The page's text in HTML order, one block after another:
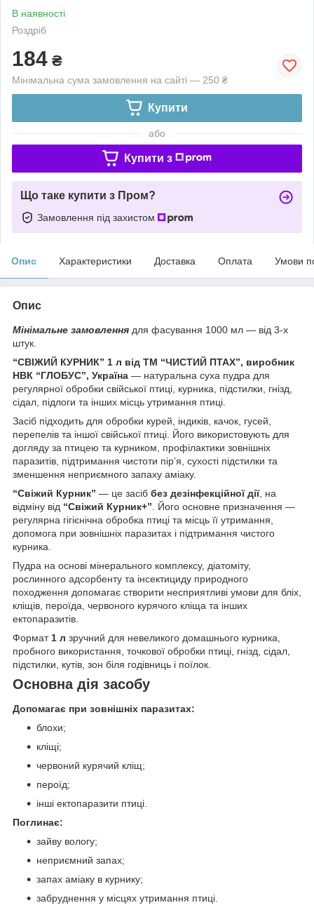
В наявності
Роздріб
184 ₴
Мінімальна сума замовлення на сайті — 250 ₴
Купити
або
Купити з
Що таке купити з Пром?
Замовлення під захистом
Опис Характеристики Доставка Оплата Умови
Опис
Мінімальне замовлення для фасування 1000 мл — від 3-х
штук.
“СВІЖИЙ КУРНИК” 1 л від ТМ “ЧИСТИЙ ПТАХ”, виробник
НВК “ГЛОБУС”, Україна — натуральна суха пудра для
регулярної обробки свійської птиці, курника, підстилки, гнізд,
сідал, підлоги та інших місць утримання птиці.
Засіб підходить для обробки курей, індиків, качок, гусей,
перепелів та іншої свійської птиці. Його використовують для
догляду за птицею та курником, профілактики зовнішніх
паразитів, підтримання чистоти пір’я, сухості підстилки та
зменшення неприємного запаху аміаку.
“Свіжий Курник” — це засіб без дезінфекційної дії, на
відміну від “Свіжий Курник+” . Його основне призначення —
регулярна гігієнічна обробка птиці та місць її утримання,
допомога при зовнішніх паразитах і підтримання чистого
курника.
Пудра на основі мінерального комплексу, діатоміту,
рослинного адсорбенту та інсектициду природного
походження допомагає створити несприятливі умови для бліх,
кліщів, пероїда, червоного курячого кліща та інших
ектопаразитів.
Формат 1 л зручний для невеликого домашнього курника,
пробного використання, точкової обробки птиці, гнізд, сідал,
підстилки, кутів, зон біля годівниць і поїлок.
Основна дія засобу
Допомагає при зовнішніх паразитах:
блохи;
кліщі;
червоний курячий кліщ;
пероїд;
інші ектопаразити птиці.
Поглинає:
зайву вологу;
неприємний запах;
запах аміаку в курнику;
забруднення у місцях утримання птиці.